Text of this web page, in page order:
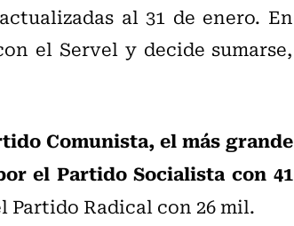
al 31 de enero. En
el Servel y decide sumarse,
Comunista, el más grande
el Partido Socialista con 41
Partido Radical con 26 mil.